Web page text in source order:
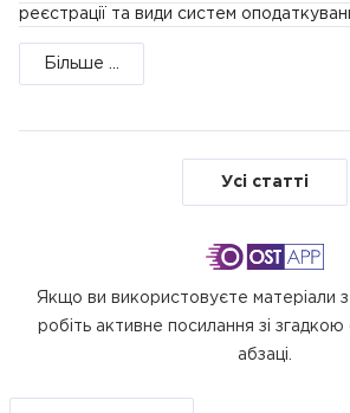
реєстрації та види систем
Більше ...
Усі статті
Якщо ви використовуєте матеріали з
робіть активне посилання зі
абзаці.